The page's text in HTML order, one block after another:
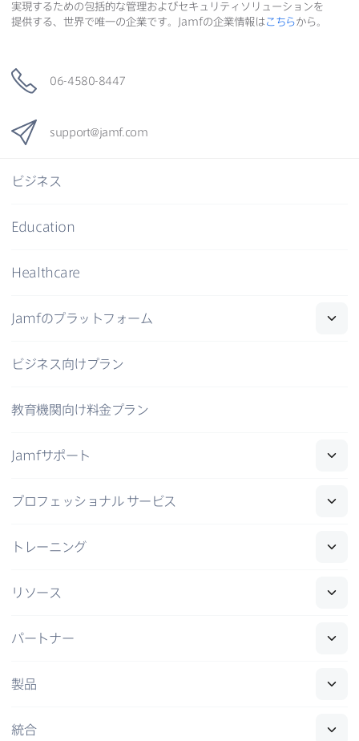
実現する​ための​包括的な​管理および​セキュリティソリューションを​
提供する、​世界で​唯一の​企業です。
Jamfの​企業情報はこちらから。
06-4580-8447
support@jamf. com
ビジネス
Education
Healthcare
Jamfの​プラットフォーム
ビジネス向けプラン
教育機関向け料金プラン
Jamfサポート
プロフェッショナル サービス
トレーニング
リソース
パートナー
製品
統合